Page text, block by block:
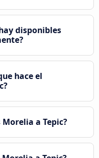
disponibles
hace el
a Tepic?